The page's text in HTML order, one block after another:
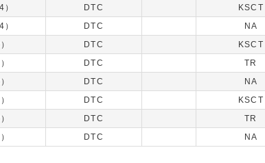
DTC KSCT
DTC NA
DTC KSCT
DTC TR
DTC NA
DTC KSCT
DTC TR
DTC NA